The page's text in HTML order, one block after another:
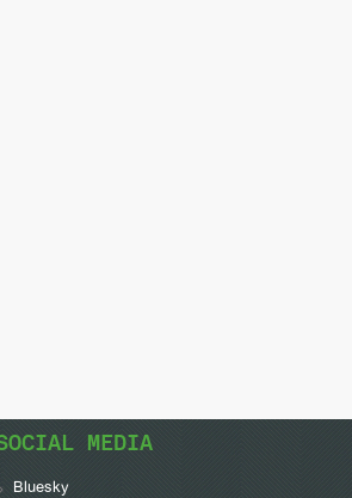
MEDIA
Bluesky